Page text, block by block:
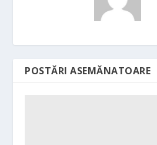
POSTĂRI ASEMĂNATOARE